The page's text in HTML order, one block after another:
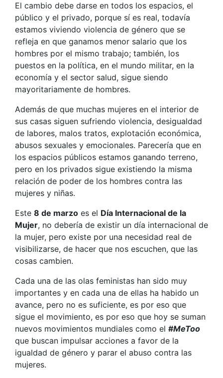
El cambio debe darse en todos los espacios, el
público y el privado, porque sí es real, todavía
estamos viviendo violencia de género que se
refleja en que ganamos menor salario que los
hombres por el mismo trabajo; también, los
puestos en la política, en el mundo militar, en la
economía y el sector salud, sigue siendo
mayoritariamente de hombres.
Además de que muchas mujeres en el interior de
sus casas siguen sufriendo violencia, desigualdad
de labores, malos tratos, explotación económica,
abusos sexuales y emocionales. Parecería que en
los espacios públicos estamos ganando terreno,
pero en los privados sigue existiendo la misma
relación de poder de los hombres contra las
mujeres y niñas.
Este 8 de marzo es el Día Internacional de la
Mujer, no debería de existir un día internacional de
la mujer, pero existe por una necesidad real de
visibilizarse, de hacer que nos escuchen, que las
cosas cambien.
Cada una de las olas feministas han sido muy
importantes y en cada una de ellas ha habido un
avance, pero no es suficiente, es por eso que
sigue el movimiento, es por eso que hoy se suman
nuevos movimientos mundiales como el #MeToo
que buscan impulsar acciones a favor de la
igualdad de género y parar el abuso contra las
mujeres.